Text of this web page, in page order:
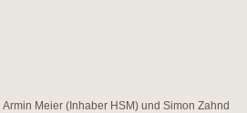
Meier (Inhaber HSM) und Simon Zahnd